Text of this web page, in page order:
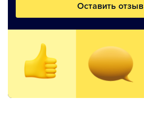
Оставить отзыв